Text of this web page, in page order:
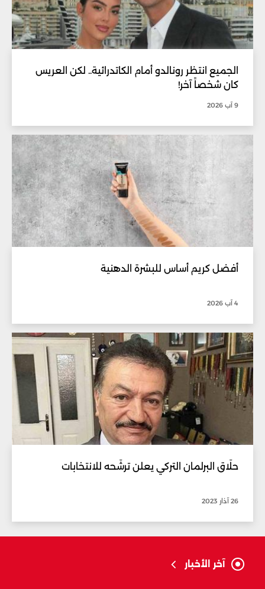
الجميع انتظر رونالدو أمام الكاتدرائية.. لكن العريس
كان شخصاً آخر!
9 آب 2026
أفضل كريم أساس للبشرة الدهنية
4 آب 2026
حلّاق البرلمان التركي يعلن ترشّحه للانتخابات
26 آذار 2023
آخر الأخبار